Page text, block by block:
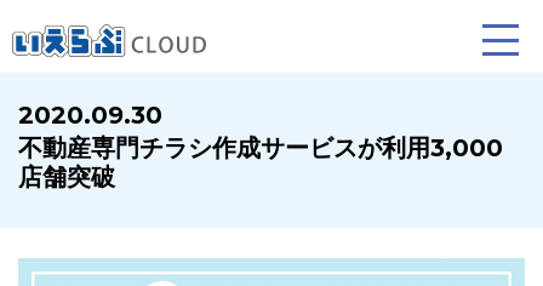
賃貸仲介
2020.09.30
不動産専門チラシ作成サービスが利用3,000
店舗突破